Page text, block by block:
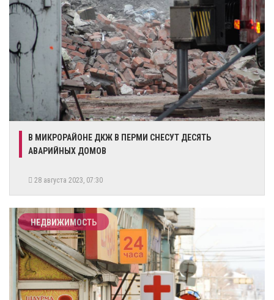
В МИКРОРАЙОНЕ ДКЖ В ПЕРМИ СНЕСУТ ДЕСЯТЬ
АВАРИЙНЫХ ДОМОВ
28 августа 2023, 07:30
НЕДВИЖИМОСТЬ